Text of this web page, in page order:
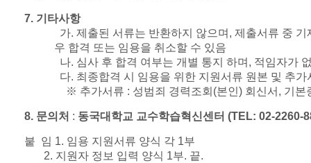
7. 기타사항
가. 제출된 서류는 반환하지 않으며 , 제출서류 중 기
우 합격 또는 임용을 취소할 수 있음
나. 심사 후 합격 여부는 개별 통지 하며 , 적임자가
다. 최종합격 시 임용을 위한 지원서류 원본 및 추가
※ 추가서류 : 성범죄 경력조회 (본인 ) 회신서 , 기본
8. 문의처 : 동국대학교 교수학습혁신센터 (TEL: 02-2260-
붙 임 1. 임용 지원서류 양식 각 1부
2. 지원자 정보 입력 양식 1부. 끝.